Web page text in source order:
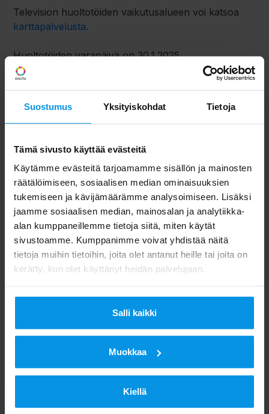
Suostumus Yksityiskohdat Tietoja
Tämä sivusto käyttää evästeitä
Käytämme evästeitä tarjoamamme sisällön ja mainosten
räätälöimiseen, sosiaalisen median ominaisuuksien
tukemiseen ja kävijämäärämme analysoimiseen. Lisäksi
jaamme sosiaalisen median, mainosalan ja analytiikka-
alan kumppaneillemme tietoja siitä, miten käytät
sivustoamme. Kumppanimme voivat yhdistää näitä
tietoja muihin tietoihin, joita olet antanut heille tai joita on
kerätty, kun olet käyttänyt heidän palvelujaan.
Salli kaikki
Muokkaa
Kiellä
Television huoltotöiden vaikutusalueen voi katsoa
karttapalvelusta.
Huoltotöiden varapäivä on 30.1.2025.
Pahoittelemme katkoksista aiheutuvaa haittaa ja
lyhyinä. Teemme verkkojen huoltotöitä säännöllisesti
varmistaaksemme luotettavat radio- ja tv-lähetykset
Kuluttajat:
Digita Info
ma-pe klo 8.00–20.00
p. 020 411 7676
info@digita.fi
Digita Infoon soittaminen maksaa normaalin
liittymätyypistä riippuen (mpm/pvm). Palveluun
jonotus on maksullinen.